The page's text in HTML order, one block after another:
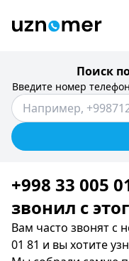
Поиск
Введите номер
+998 33 005
звонил c
Вам часто звонят с
01 81 и вы хотите